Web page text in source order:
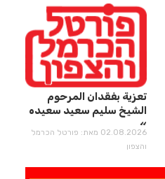
تعزية بفقدان المرحوم
الشيخ سليم سعيد سعيده
02.08.2026 מאת: פורטל הכרמל
והצפון